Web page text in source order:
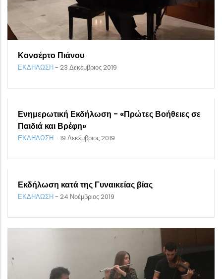
Κονσέρτο Πιάνου
ΕΚΔΗΛΩΣΗ- 23 Δεκέμβριος 2019
Ενημερωτική Εκδήλωση - «Πρώτες Βοήθειες σε
Παιδιά και Βρέφη»
ΕΚΔΗΛΩΣΗ- 19 Δεκέμβριος 2019
Εκδήλωση κατά της Γυναικείας βίας
ΕΚΔΗΛΩΣΗ- 24 Νοέμβριος 2019